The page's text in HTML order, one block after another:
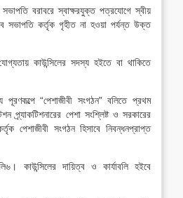
বরাবরে স্বাক্ষরযুক্ত পত্রযোগে স্বীয়
সভাপতি কর্তৃক গৃহীত না হওয়া পর্যন্ত উক্ত
কাউন্সিলের সদস্য হইতে বা থাকিতে
“পেশাজীবী সংগঠন” বলিতে প্রথম
প্র্যাকটিশনারের পেশা সংশ্লিষ্ট ও সরকারের
পেশাজীবী সংগঠন হিসাবে নিবন্ধনপ্রাপ্ত
কাউন্সিলের দায়িত্ব ও কার্যাবলি হইবে